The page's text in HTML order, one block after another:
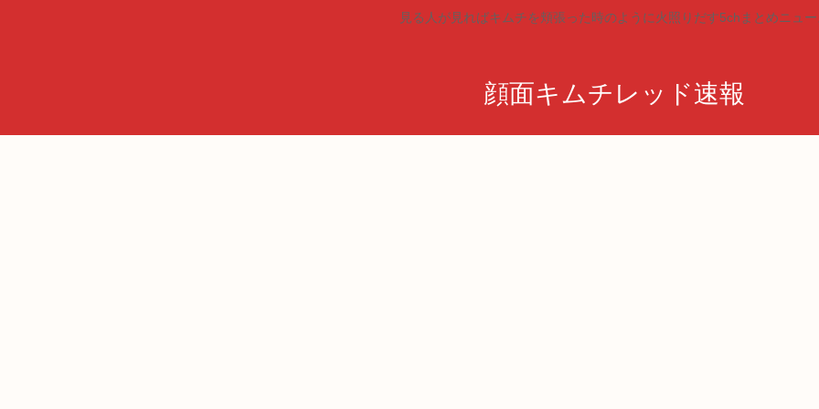
見る人が見ればキムチを頬張った時のように火照りだす5chまとめニュ
顔面キムチレッド速報